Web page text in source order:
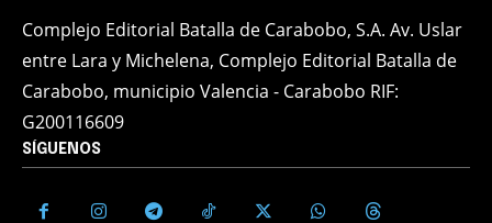
Complejo Editorial Batalla de Carabobo, S.A. Av. Uslar
entre Lara y Michelena, Complejo Editorial Batalla de
Carabobo, municipio Valencia - Carabobo RIF:
G200116609
SÍGUENOS